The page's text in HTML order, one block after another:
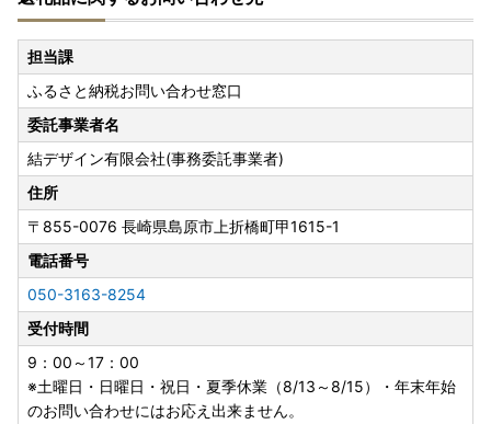
★返礼品について
・お受け取り日指定はできません。
・長期ご不在でお受取不可の期間がございましたら、必ず備
考欄に「不在:○○」とご記入ください。
・返礼品送付先ご住所の誤り等のお申込内容不備や、受取人
様のご都合により返礼品がお届けできない場合、再送はいた
しません。また寄附金の返金もいたしかねます。
・手配状況次第では返礼品送付先ご住所の変更ができない場
合があります。また転送する場合は転送料金(受取人着払い)
が発生しますので、ご了承ください。
・「のし」可の返礼品を除き、のしの対応はいたしかねま
す。
・配送業者の指定はいたしかねます。また返礼品によって異
なります。
・事前に出荷日のご案内は行っておりません。また、ご要望
をいただいても対応いたしかねます。
・返礼品をお届けする際の配送伝票について、ご依頼主には
担当課
ふるさと納税お問い合わせ窓口
委託事業者名
結デザイン有限会社(事務委託事業者)
住所
〒855-0076 長崎県島原市上折橋町甲1615-1
電話番号
050-3163-8254
受付時間
9：00～17：00
※土曜日・日曜日・祝日・夏季休業（8/13～8/15）・年末年始
のお問い合わせにはお応え出来ません。